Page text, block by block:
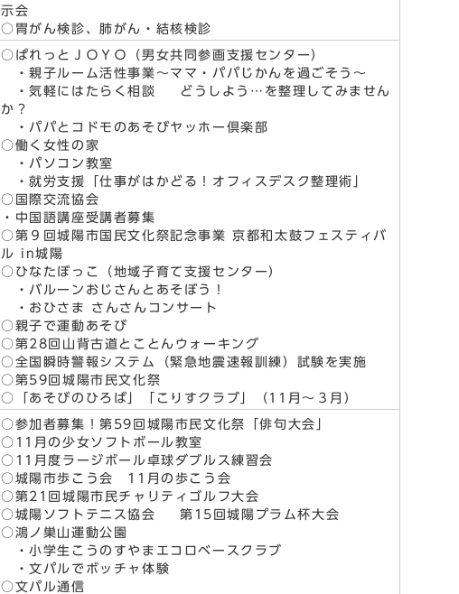
示会
○胃がん検診、肺がん・結核検診
○ぱれっとＪＯＹＯ（男女共同参画支援センター）
・親子ルーム活性事業～ママ・パパじかんを過ごそう～
・気軽にはたらく相談 どうしよう…を整理してみません
か？
・パパとコドモのあそびヤッホー倶楽部
○働く女性の家
・パソコン教室
・就労支援「仕事がはかどる！オフィスデスク整理術」
○国際交流協会
・中国語講座受講者募集
○第９回城陽市国民文化祭記念事業 京都和太鼓フェスティバ
ル in城陽
○ひなたぼっこ（地域子育て支援センター）
・バルーンおじさんとあそぼう！
・おひさま さんさんコンサート
○親子で運動あそび
○第28回山背古道とことんウォーキング
○全国瞬時警報システム（緊急地震速報訓練）試験を実施
○第59回城陽市民文化祭
○「あそびのひろば」「こりすクラブ」（11月～３月）
○参加者募集！第59回城陽市民文化祭「俳句大会」
○11月の少女ソフトボール教室
○11月度ラージボール卓球ダブルス練習会
○城陽市歩こう会 11月の歩こう会
○第21回城陽市民チャリティゴルフ大会
○城陽ソフトテニス協会 第15回城陽プラム杯大会
○鴻ノ巣山運動公園
・小学生こうのすやまエコロベースクラブ
・文パルでボッチャ体験
○文パル通信